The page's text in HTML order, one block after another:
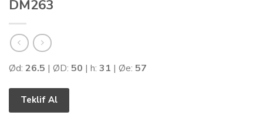
DM263
Ød: 26.5 | ØD: 50 | h: 31 | Øe: 57
Teklif Al